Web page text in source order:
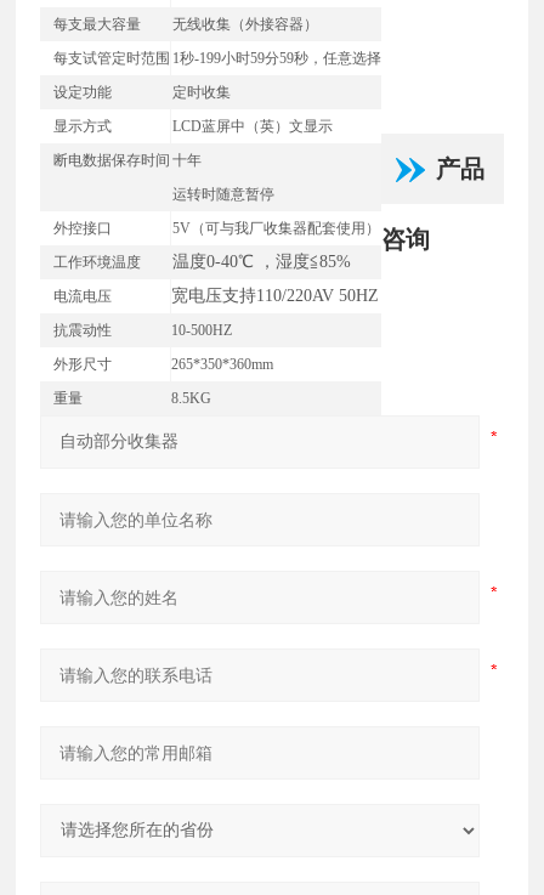
每支最大容量
无线收集（外接容器）
每支试管定时范围 1秒-199小时59分59秒，任意选择
设定功能
定时收集
显示方式
LCD蓝屏中（英）文显示
断电数据保存时间 十年
运转时随意暂停
外控接口
5V（可与我厂收集器配套使用）
工作环境温度
温度0-40℃ ，湿度≦85%
电流电压 宽电压支持110/220AV 50HZ
抗震动性
10-500HZ
外形尺寸
265*350*360mm
重量
8.5KG
产品
咨询